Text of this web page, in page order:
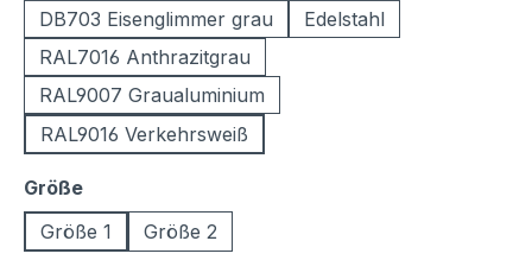
DB703 Eisenglimmer grau
Edelstahl
RAL7016 Anthrazitgrau
RAL9007 Graualuminium
RAL9016 Verkehrsweiß
Größeauswählen
Größe 1
Größe 2